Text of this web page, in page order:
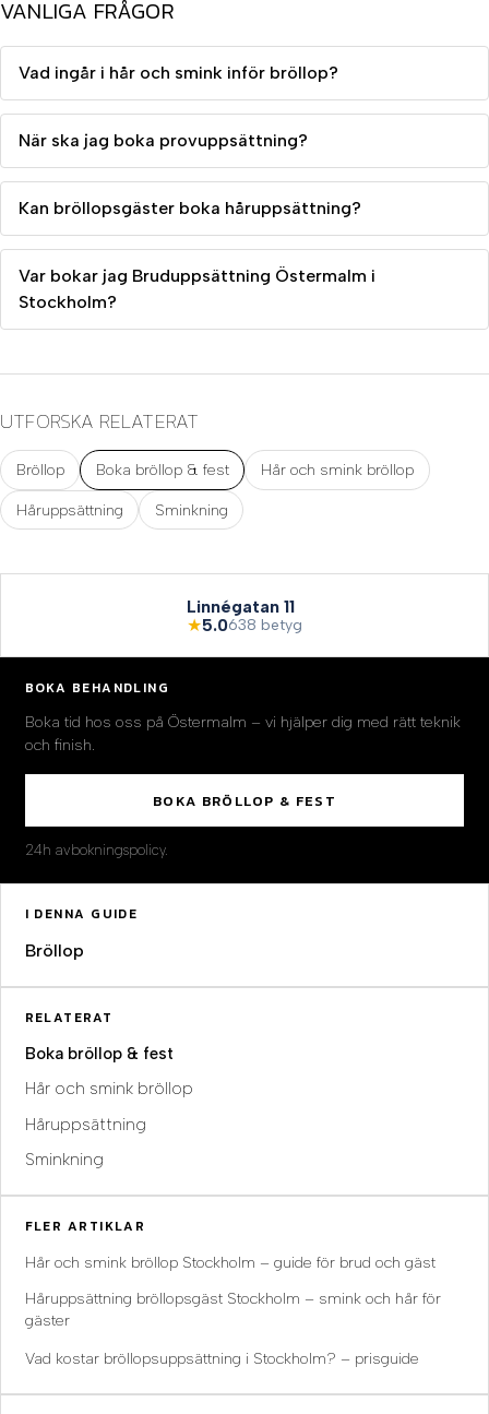
VANLIGA FRÅGOR
Vad ingår i hår och smink inför bröllop?
När ska jag boka provuppsättning?
Kan bröllopsgäster boka håruppsättning?
Var bokar jag Bruduppsättning Östermalm i
Stockholm?
UTFORSKA RELATERAT
Bröllop Boka bröllop & fest Hår och smink bröllop
Håruppsättning Sminkning
Linnégatan 11
★5.0638 betyg
BOKA BEHANDLING
Boka tid hos oss på Östermalm – vi hjälper dig med rätt teknik
och finish.
BOKA BRÖLLOP & FEST
24h avbokningspolicy.
I DENNA GUIDE
Bröllop
RELATERAT
Boka bröllop & fest
Hår och smink bröllop
Håruppsättning
Sminkning
FLER ARTIKLAR
Hår och smink bröllop Stockholm – guide för brud och gäst
Håruppsättning bröllopsgäst Stockholm – smink och hår för
gäster
Vad kostar bröllopsuppsättning i Stockholm? – prisguide